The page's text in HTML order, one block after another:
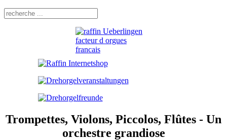
Trompettes, Violons, Piccolos, Flûtes - Un
orchestre grandiose